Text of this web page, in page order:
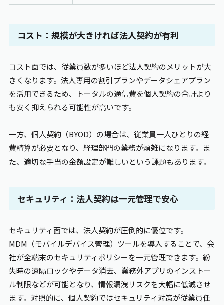
コスト：規模が大きければ法人契約が有利
コスト面では、従業員数が多いほど法人契約のメリットが大
きくなります。法人専用の割引プランやデータシェアプラン
を活用できるため、トータルの通信費を個人契約の合計より
も安く抑えられる可能性が高いです。
一方、個人契約（BYOD）の場合は、従業員一人ひとりの経
費精算が必要となり、経理部門の業務が煩雑になります。ま
た、適切な手当の金額設定が難しいという課題もあります。
セキュリティ：法人契約は一元管理で安心
セキュリティ面では、法人契約が圧倒的に優位です。
MDM（モバイルデバイス管理）ツールを導入することで、会
社が全端末のセキュリティポリシーを一元管理できます。紛
失時の遠隔ロックやデータ消去、業務外アプリのインストー
ル制限などが可能となり、情報漏洩リスクを大幅に低減させ
ます。対照的に、個人契約ではセキュリティ対策が従業員任